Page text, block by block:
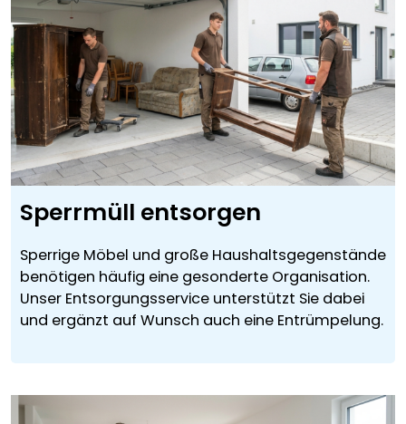
Sperrmüll entsorgen
Sperrige Möbel und große Haushaltsgegenstände
benötigen häufig eine gesonderte Organisation.
Unser Entsorgungsservice unterstützt Sie dabei
und ergänzt auf Wunsch auch eine Entrümpelung.